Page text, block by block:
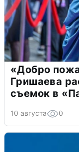
«Добро
Гришаева
съемок в
10 августа 0